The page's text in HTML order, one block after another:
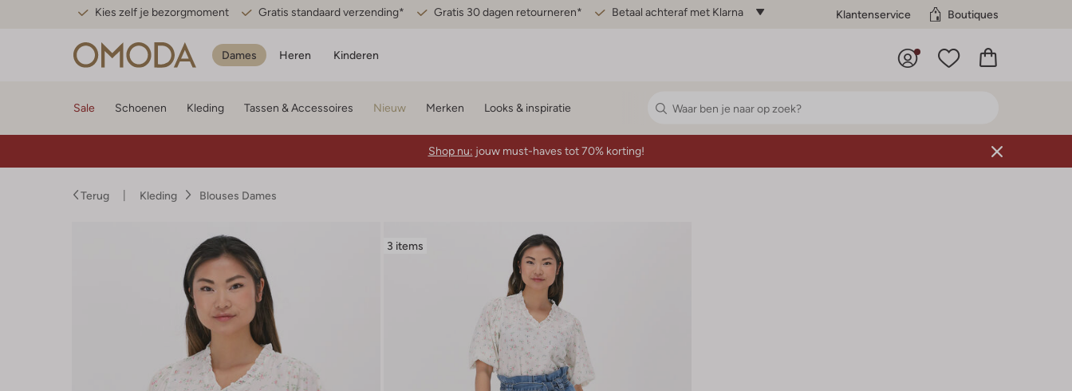
Kies zelf je bezorgmoment Gratis standaard verzending* Gratis 30 dagen retourneren* Betaal achteraf met Klarna Klantenservice Boutiques
Dames Heren Kinderen
Sale Schoenen Kleding Tassen & Accessoires Nieuw Merken Looks & inspiratie
Shop nu: jouw must-haves tot 70% korting!
Terug Kleding Blouses Dames
3 items